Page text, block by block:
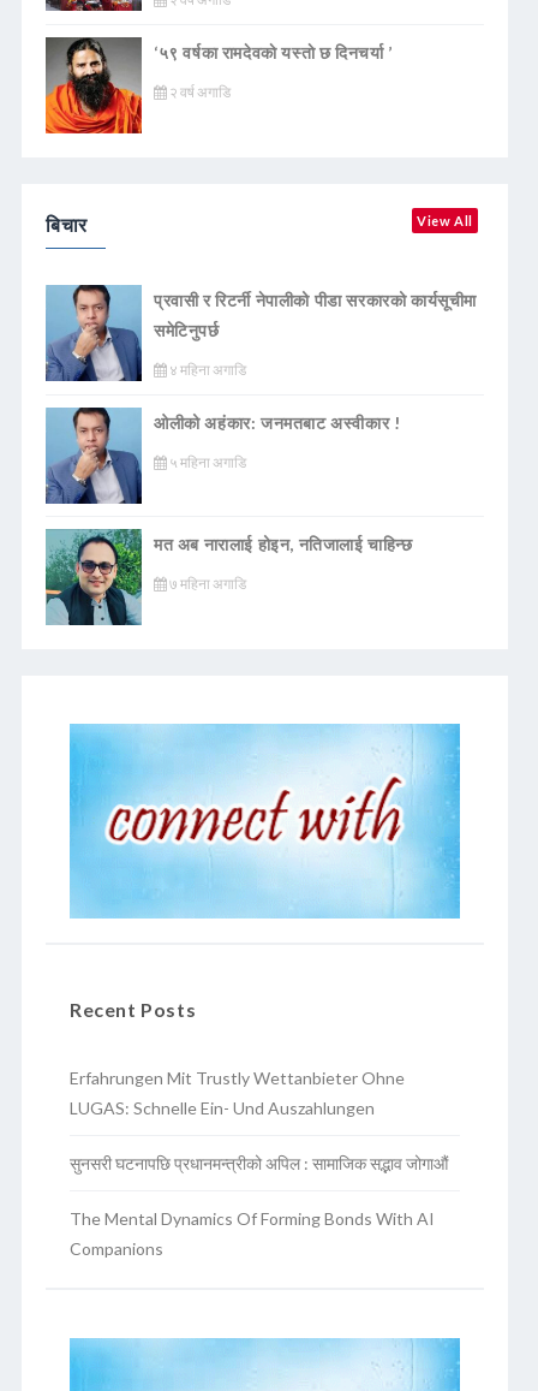
‘५९ वर्षका रामदेवकाे यस्ताे छ दिनचर्या ’
२ वर्ष अगाडि
बिचार View All
प्रवासी र रिटर्नी नेपालीको पीडा सरकारको कार्यसूचीमा
समेटिनुपर्छ
४ महिना अगाडि
ओलीको अहंकार: जनमतबाट अस्वीकार !
५ महिना अगाडि
मत अब नारालाई होइन, नतिजालाई चाहिन्छ
७ महिना अगाडि
Recent Posts
Erfahrungen Mit Trustly Wettanbieter Ohne
LUGAS: Schnelle Ein- Und Auszahlungen
सुनसरी घटनापछि प्रधानमन्त्रीको अपिल : सामाजिक सद्भाव जोगाऔं
The Mental Dynamics Of Forming Bonds With AI
Companions